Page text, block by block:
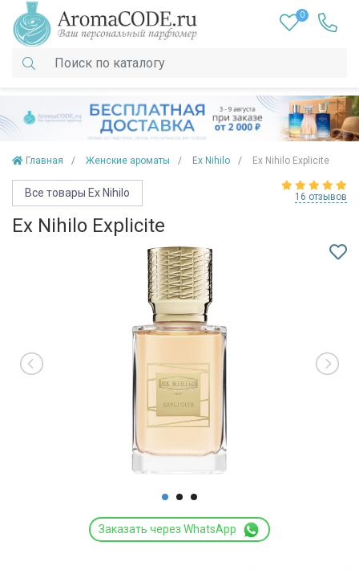
0
Главная Женские ароматы Ex Nihilo Ex Nihilo Explicite
Все товары Ex Nihilo 16 отзывов
Ex Nihilo Explicite
Заказать через WhatsApp